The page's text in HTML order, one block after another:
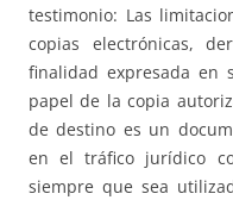
testimonio: Las
copias electrónicas,
finalidad expresada en
papel de la copia
de destino es un
en el tráfico jurídico
siempre que sea